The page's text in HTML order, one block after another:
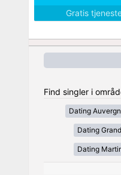
Gratis
Find singler i
Dating
Dating
Dating